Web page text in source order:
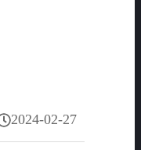
2024-02-27